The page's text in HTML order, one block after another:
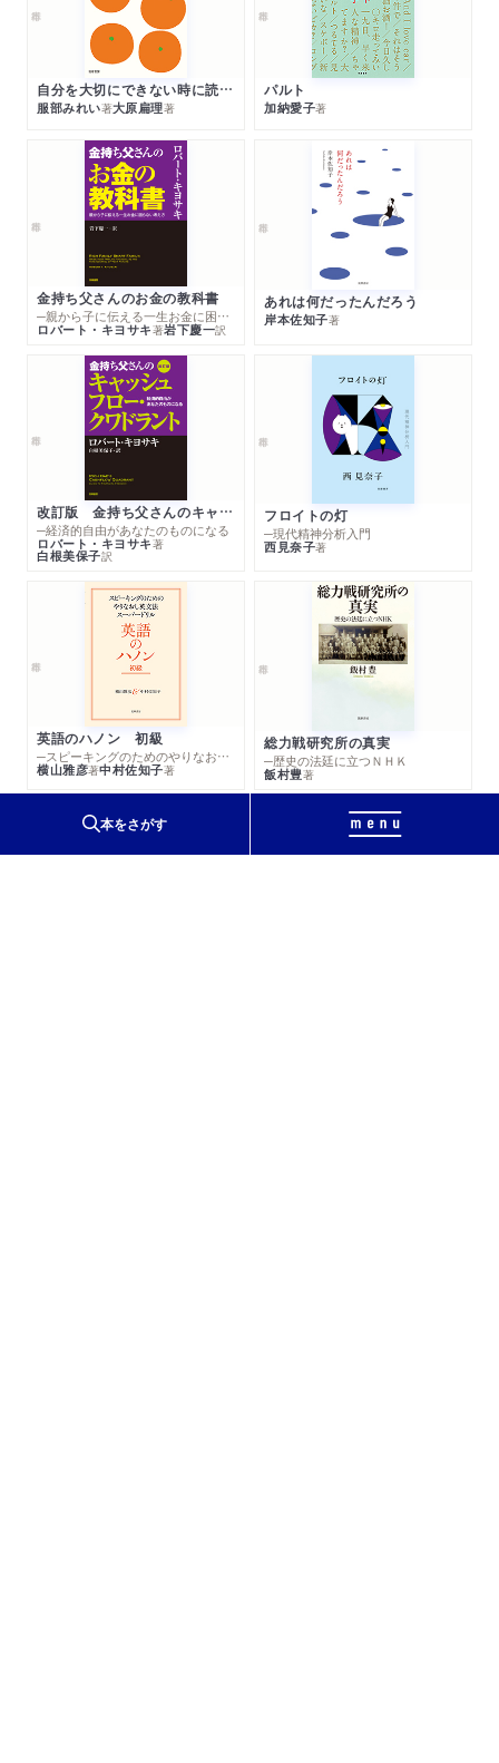
本をさがす
自分を大切にできない時に読む本
服部みれい著大原扁理著
パルト
加納愛子著
金持ち父さんのお金の教科書
─親から子に伝える一生お金に困らない考え方
ロバート・キヨサキ著岩下慶一訳
あれは何だったんだろう
岸本佐知子著
改訂版 金持ち父さんのキャッシュフロー・クワドラント
─経済的自由があなたのものになる
ロバート・キヨサキ著
白根美保子訳
フロイトの灯
─現代精神分析入門
西見奈子著
英語のハノン 初級
─スピーキングのためのやりなおし英文法スーパードリル
横山雅彦著中村佐知子著
総力戦研究所の真実
─歴史の法廷に立つＮＨＫ
飯村豊著
【自由研究、読書感想文……】夏休みの宿題のおと